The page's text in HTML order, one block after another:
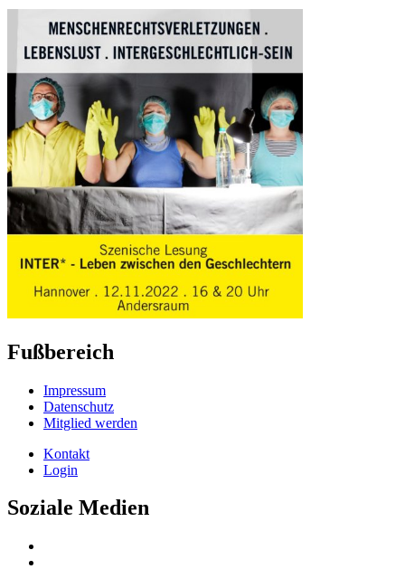
Fußbereich
Impressum
Datenschutz
Mitglied werden
Kontakt
Login
Soziale Medien